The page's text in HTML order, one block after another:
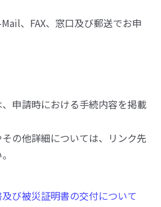
、FAX、窓口及び郵送でお申
申請時における手続内容を掲載
の他詳細については、リンク先
び被災証明書の交付について